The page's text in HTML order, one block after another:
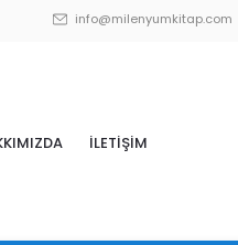
info@milenyumkitap.com
İLETİŞİM